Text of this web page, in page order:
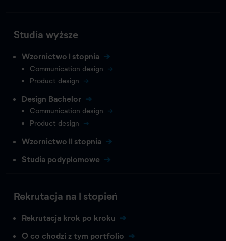
Studia wyższe
Wzornictwo I stopnia
Communication design
Product design
Design Bachelor
Communication design
Product design
Wzornictwo II stopnia
Studia podyplomowe
Rekrutacja na I stopień
Rekrutacja krok po kroku
O co chodzi z tym portfolio